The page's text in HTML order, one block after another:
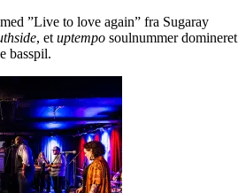
”Live to love again” fra Sugaray
, et uptempo soulnummer domineret
basspil.